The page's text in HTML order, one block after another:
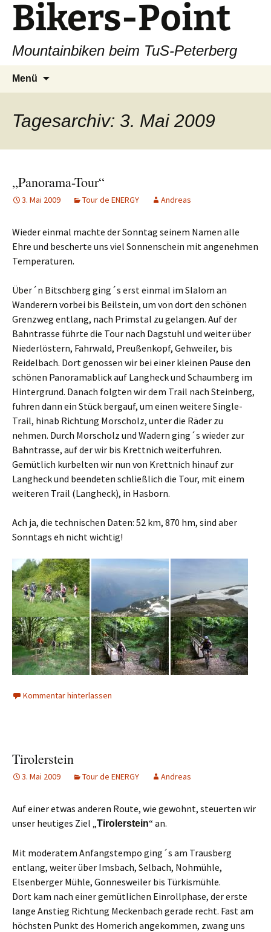
Zum
InhaltBikers-Point
Mountainbiken beim TuS-Peterberg
Menü
Tagesarchiv: 3. Mai 2009
„Panorama-Tour“
3. Mai 2009 Tour de ENERGY Andreas
Wieder einmal machte der Sonntag seinem Namen alle
Ehre und bescherte uns viel Sonnenschein mit angenehmen
Temperaturen.
Über´n Bitschberg ging´s erst einmal im Slalom an
Wanderern vorbei bis Beilstein, um von dort den schönen
Grenzweg entlang, nach Primstal zu gelangen. Auf der
Bahntrasse führte die Tour nach Dagstuhl und weiter über
Niederlöstern, Fahrwald, Preußenkopf, Gehweiler, bis
Reidelbach. Dort genossen wir bei einer kleinen Pause den
schönen Panoramablick auf Langheck und Schaumberg im
Hintergrund. Danach folgten wir dem Trail nach Steinberg,
fuhren dann ein Stück bergauf, um einen weitere Single-
Trail, hinab Richtung Morscholz, unter die Räder zu
nehmen. Durch Morscholz und Wadern ging´s wieder zur
Bahntrasse, auf der wir bis Krettnich weiterfuhren.
Gemütlich kurbelten wir nun von Krettnich hinauf zur
Langheck und beendeten schließlich die Tour, mit einem
weiteren Trail (Langheck), in Hasborn.
Ach ja, die technischen Daten: 52 km, 870 hm, sind aber
Sonntags eh nicht wichtig!
Kommentar hinterlassen
Tirolerstein
3. Mai 2009 Tour de ENERGY Andreas
Auf einer etwas anderen Route, wie gewohnt, steuerten wir
unser heutiges Ziel „Tirolerstein“ an.
Mit moderatem Anfangstempo ging´s am Trausberg
entlang, weiter über Imsbach, Selbach, Nohmühle,
Elsenberger Mühle, Gonnesweiler bis Türkismühle.
Dort kam nach einer gemütlichen Einrollphase, der erste
lange Anstieg Richtung Meckenbach gerade recht. Fast am
höchsten Punkt des Homerich angekommen, zwang uns